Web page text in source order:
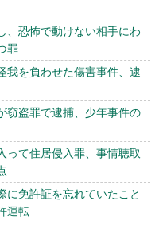
、恐怖で動けない相手にわ
罪
我を負わせた傷害事件、逮
窃盗罪で逮捕、少年事件の
って住居侵入罪、事情聴取
に免許証を忘れていたこと
運転